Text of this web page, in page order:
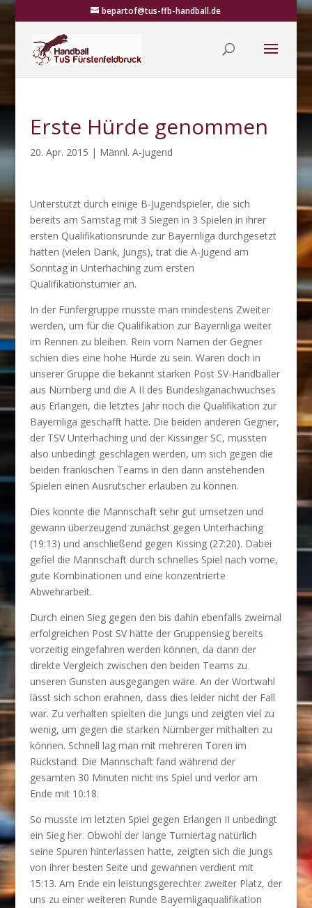
bepartof@tus-ffb-handball.de
Erste Hürde genommen
20. Apr. 2015 | Männl. A-Jugend
Unterstützt durch einige B-Jugendspieler, die sich
bereits am Samstag mit 3 Siegen in 3 Spielen in ihrer
ersten Qualifikationsrunde zur Bayernliga durchgesetzt
hatten (vielen Dank, Jungs), trat die A-Jugend am
Sonntag in Unterhaching zum ersten
Qualifikationsturnier an.
In der Fünfergruppe musste man mindestens Zweiter
werden, um für die Qualifikation zur Bayernliga weiter
im Rennen zu bleiben. Rein vom Namen der Gegner
schien dies eine hohe Hürde zu sein. Waren doch in
unserer Gruppe die bekannt starken Post SV-Handballer
aus Nürnberg und die A II des Bundesliganachwuchses
aus Erlangen, die letztes Jahr noch die Qualifikation zur
Bayernliga geschafft hatte. Die beiden anderen Gegner,
der TSV Unterhaching und der Kissinger SC, mussten
also unbedingt geschlagen werden, um sich gegen die
beiden fränkischen Teams in den dann anstehenden
Spielen einen Ausrutscher erlauben zu können.
Dies konnte die Mannschaft sehr gut umsetzen und
gewann überzeugend zunächst gegen Unterhaching
(19:13) und anschließend gegen Kissing (27:20). Dabei
gefiel die Mannschaft durch schnelles Spiel nach vorne,
gute Kombinationen und eine konzentrierte
Abwehrarbeit.
Durch einen Sieg gegen den bis dahin ebenfalls zweimal
erfolgreichen Post SV hätte der Gruppensieg bereits
vorzeitig eingefahren werden können, da dann der
direkte Vergleich zwischen den beiden Teams zu
unseren Gunsten ausgegangen wäre. An der Wortwahl
lässt sich schon erahnen, dass dies leider nicht der Fall
war. Zu verhalten spielten die Jungs und zeigten viel zu
wenig, um gegen die starken Nürnberger mithalten zu
können. Schnell lag man mit mehreren Toren im
Rückstand. Die Mannschaft fand während der
gesamten 30 Minuten nicht ins Spiel und verlor am
Ende mit 10:18.
So musste im letzten Spiel gegen Erlangen II unbedingt
ein Sieg her. Obwohl der lange Turniertag natürlich
seine Spuren hinterlassen hatte, zeigten sich die Jungs
von ihrer besten Seite und gewannen verdient mit
15:13. Am Ende ein leistungsgerechter zweiter Platz, der
uns zu einer weiteren Runde Bayernligaqualifikation